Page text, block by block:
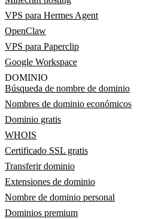
VPS para Hermes Agent
OpenClaw
VPS para Paperclip
Google Workspace
DOMINIO
Búsqueda de nombre de dominio
Nombres de dominio económicos
Dominio gratis
WHOIS
Certificado SSL gratis
Transferir dominio
Extensiones de dominio
Nombre de dominio personal
Dominios premium